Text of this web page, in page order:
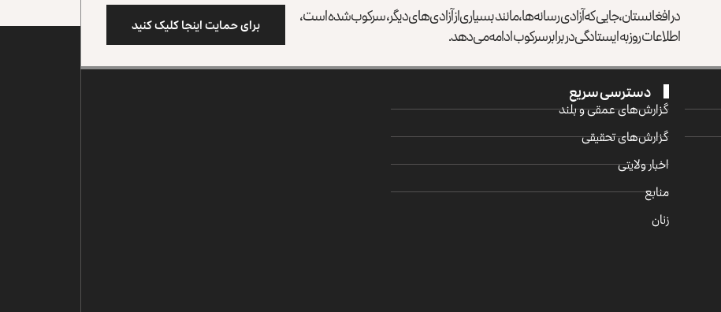
در افغانستان، جایی که آزادی رسانه‌ها، مانند بسیاری از آزادی‌های دیگر، سرکوب شده است،
اطلاعات روز به ایستادگی در برابر سرکوب ادامه می‌دهد. برای حمایت اینجا کلیک کنید
دسترسی سریع
گزارش‌‌های عمقی و بلند
گزارش‌های تحقیقی
اخبار ولایتی
منابع
زنان